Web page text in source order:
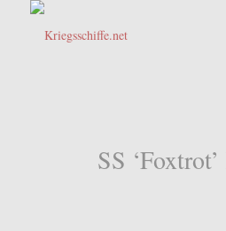
SS